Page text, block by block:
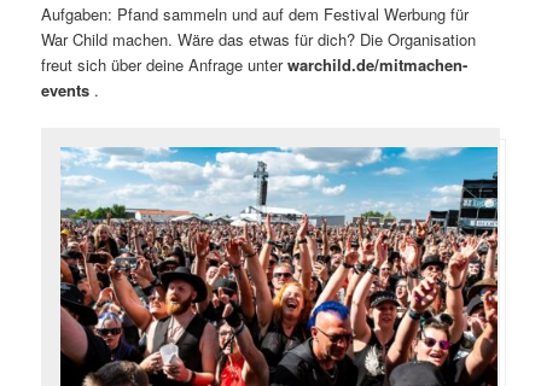
Aufgaben: Pfand sammeln und auf dem Festival Werbung für
War Child machen. Wäre das etwas für dich? Die Organisation
freut sich über deine Anfrage unterwarchild.de/mitmachen-
events .